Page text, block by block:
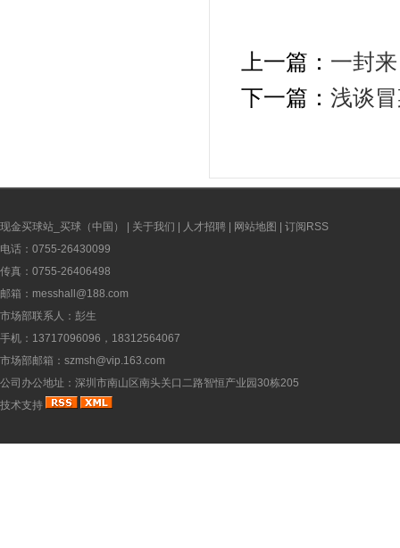
上一篇： 一封
下一篇： 浅谈
现金买球站_买球（中国） 关于我们 人才招聘 网站地图
订阅RSS
电话：0755-26430099
传真：0755-26406498
邮箱：messhall@188.com
市场部联系人：彭生
手机：13717096096，18312564067
市场部邮箱：szmsh@vip.163.com
公司办公地址：深圳市南山区南头关口二路智恒产业园30栋205
技术支持